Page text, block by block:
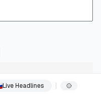
Live Headlines